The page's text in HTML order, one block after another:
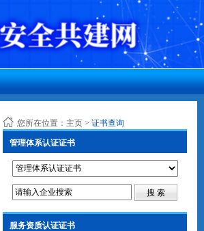
您所在位置： 主页 >证书查询
管理体系认证证书
服务资质认证证书